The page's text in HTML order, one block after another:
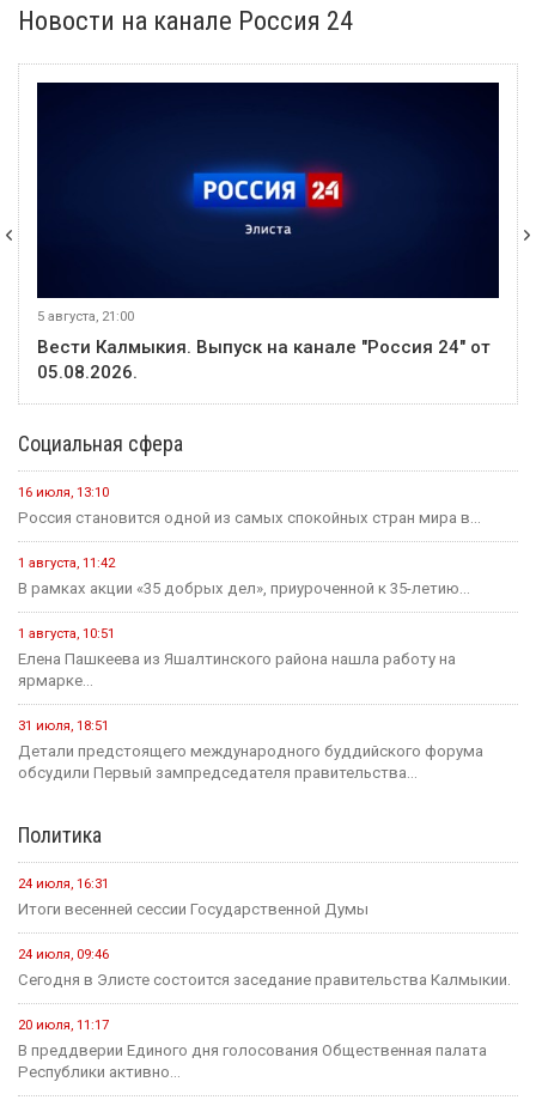
Новости на канале Россия 24
5 августа, 21:00
Вести Калмыкия. Выпуск на канале "Россия 24" от
05.08.2026.
Социальная сфера
16 июля, 13:10
Россия становится одной из самых спокойных стран мира в...
1 августа, 11:42
В рамках акции «35 добрых дел», приуроченной к 35-летию...
1 августа, 10:51
Елена Пашкеева из Яшалтинского района нашла работу на
ярмарке...
31 июля, 18:51
Детали предстоящего международного буддийского форума
обсудили Первый зампредседателя правительства...
Политика
24 июля, 16:31
Итоги весенней сессии Государственной Думы
24 июля, 09:46
Сегодня в Элисте состоится заседание правительства Калмыкии.
20 июля, 11:17
В преддверии Единого дня голосования Общественная палата
Республики активно...